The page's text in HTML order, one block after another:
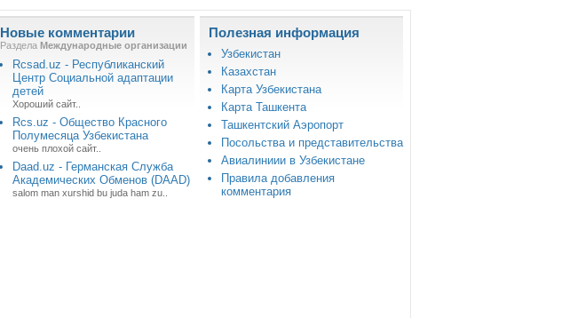
Новые комментарии
Раздела Международные организации
Rcsad.uz - Республиканский
Центр Социальной адаптации
детей
Хороший сайт..
Rcs.uz - Общество Красного
Полумесяца Узбекистана
очень плохой сайт..
Daad.uz - Германская Служба
Академических Обменов (DAAD)
salom man xurshid bu juda ham zu..
Полезная информация
Узбекистан
Казахстан
Карта Узбекистана
Карта Ташкента
Ташкентский Аэропорт
Посольства и представительства
Авиалиниии в Узбекистане
Правила добавления
комментария